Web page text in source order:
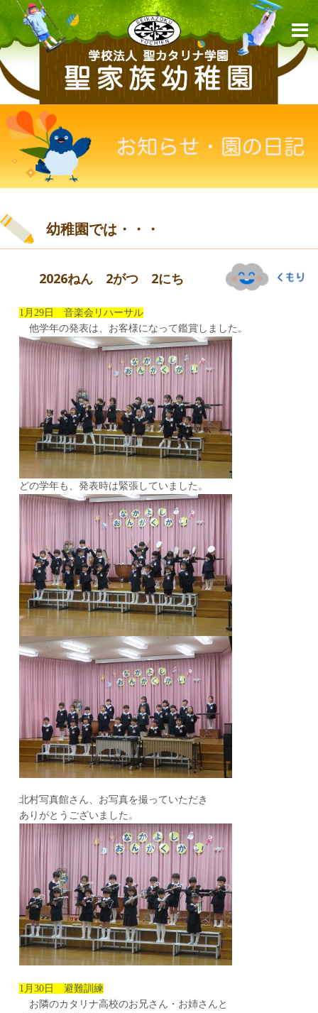
幼稚園では・・・
2026ねん 2がつ 2にち
1月29日 音楽会リハーサル
他学年の発表は、お客様になって鑑賞しました。
どの学年も、発表時は緊張していました。
北村写真館さん、お写真を撮っていただき
ありがとうございました。
1月30日 避難訓練
お隣のカタリナ高校のお兄さん・お姉さんと